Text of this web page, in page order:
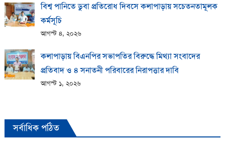
বিশ্ব পানিতে ডুবা প্রতিরোধ দিবসে কলাপাড়ায় সচেতনতামূলক
কর্মসূচি
আগস্ট ৪, ২০২৬
কলাপাড়ায় বিএনপির সভাপতির বিরুদ্ধে মিথ্যা সংবাদের
প্রতিবাদ ও ৪ সনাতনী পরিবারের নিরাপত্তার দাবি
আগস্ট ১, ২০২৬
সর্বাধিক পঠিত